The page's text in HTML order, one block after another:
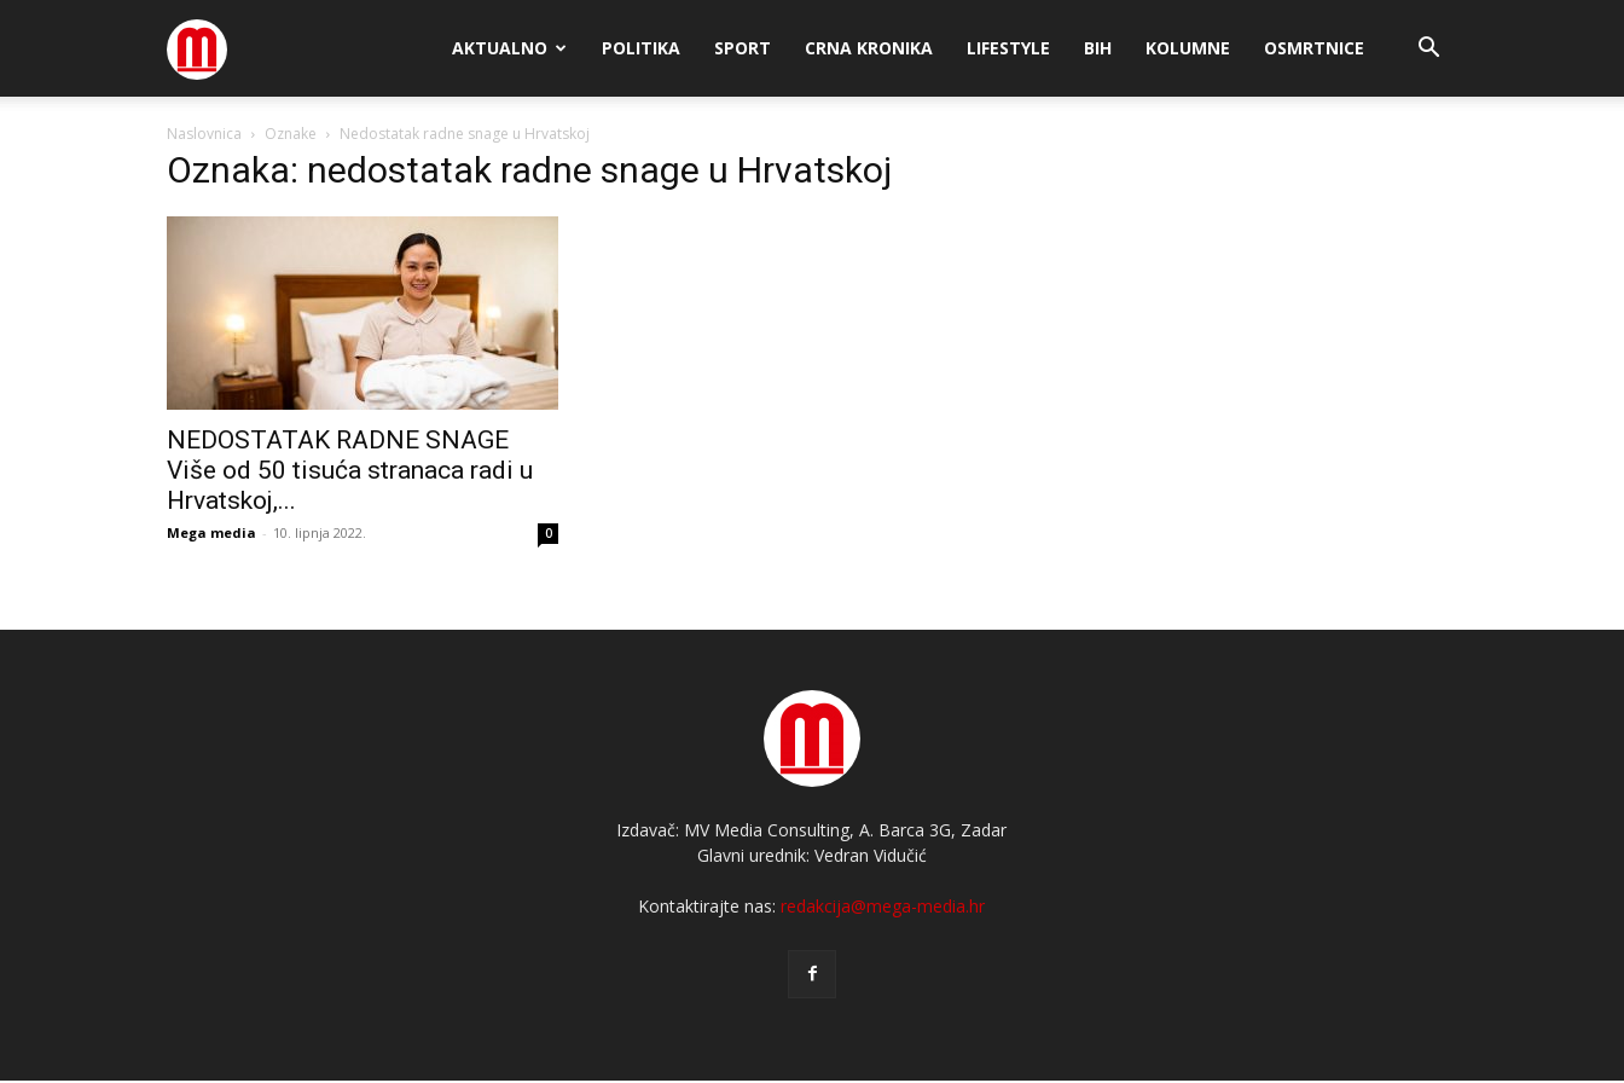
Megamedia AKTUALNO POLITIKA SPORT CRNA KRONIKA LIFESTYLE BIH KOLUMNE OSMRTNICE
Naslovnica Oznake Nedostatak radne snage u Hrvatskoj
Oznaka: nedostatak radne snage u Hrvatskoj
NEDOSTATAK RADNE SNAGE
Više od 50 tisuća stranaca radi u
Hrvatskoj,...
Mega media - 10. lipnja 2022. 0
Izdavač: MV Media Consulting, A. Barca 3G, Zadar
Glavni urednik: Vedran Vidučić
Kontaktirajte nas:redakcija@mega-media.hr